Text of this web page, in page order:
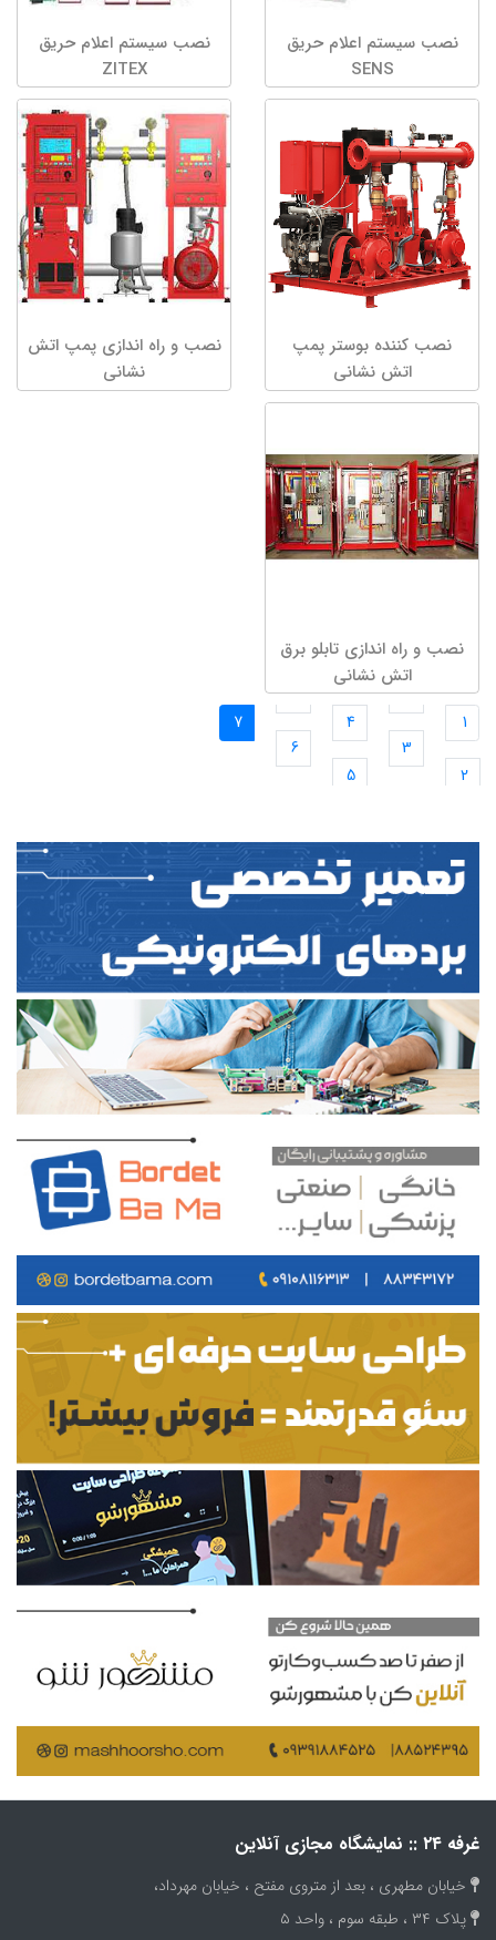
نصب سیستم اعلام حریق
SENS
نصب سیستم اعلام حریق
ZITEX
نصب کننده بوستر پمپ
اتش نشانی
نصب و راه اندازی پمپ اتش
نشانی
نصب و راه اندازی تابلو برق
اتش نشانی
1
2
3
4
5
6
7
غرفه ۲۴ :: نمایشگاه مجازی آنلاین
خیابان مطهری ، بعد از متروی مفتح ، خیابان مهرداد،
پلاک ۳۴ ، طبقه سوم ، واحد ۵